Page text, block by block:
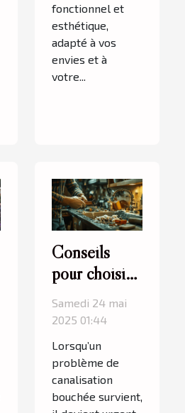
fonctionnel et
esthétique,
adapté à vos
envies et à
votre...
Conseils
pour choisir
le meilleur
service de
débouchage
de
canalisation
Samedi 24 mai
2025 01:44
Lorsqu’un
problème de
canalisation
bouchée survient,